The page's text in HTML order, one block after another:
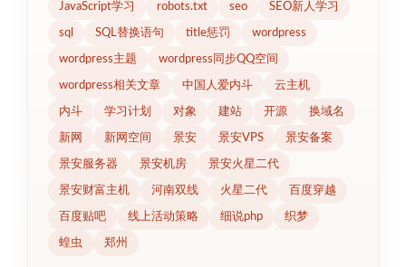
JavaScript学习 robots.txt seo SEO新人学习
sql SQL替换语句 title惩罚 wordpress
wordpress主题 wordpress同步QQ空间
wordpress相关文章 中国人爱内斗 云主机
内斗 学习计划 对象 建站 开源 换域名
新网 新网空间 景安 景安VPS 景安备案
景安服务器 景安机房 景安火星二代
景安财富主机 河南双线 火星二代 百度穿越
百度贴吧 线上活动策略 细说php 织梦
蝗虫 郑州